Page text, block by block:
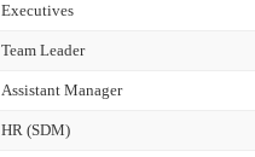
Executives
Team Leader
Assistant Manager
HR (SDM)